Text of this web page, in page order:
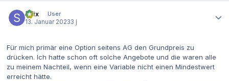
spix
User
13. Januar 20233 j
Für mich primär eine Option seitens AG den Grundpreis zu
drücken. Ich hatte schon oft solche Angebote und die waren alle
zu meinem Nachteil, wenn eine Variable nicht einen Mindestwert
erreicht hätte.